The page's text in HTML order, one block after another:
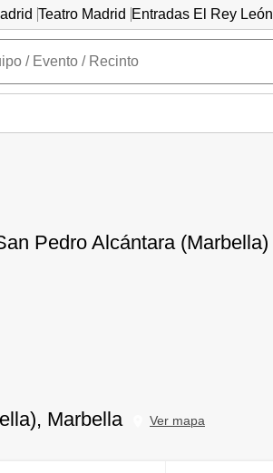
Teatro Madrid Entradas El Rey León
Pedro Alcántara (Marbella)
Marbella Ver mapa